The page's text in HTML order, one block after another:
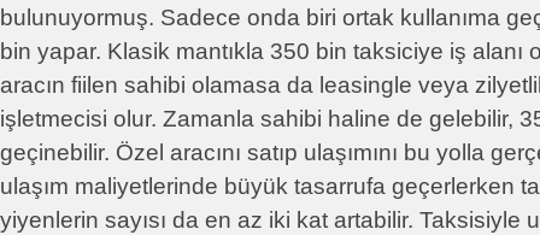
bulunuyormuş. Sadece onda biri ortak kullanıma
bin yapar. Klasik mantıkla 350 bin taksiciye iş alanı
aracın fiilen sahibi olamasa da leasingle veya
işletmecisi olur. Zamanla sahibi haline de gelebilir,
geçinebilir. Özel aracını satıp ulaşımını bu yolla
ulaşım maliyetlerinde büyük tasarrufa geçerlerken
yiyenlerin sayısı da en az iki kat artabilir. Taksisiyle